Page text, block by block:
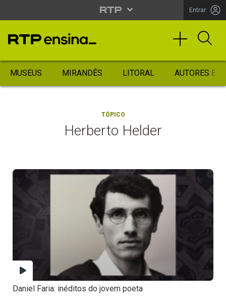
Entrar
MUSEUS MIRANDÊS LITORAL AUTORES
TÓPICO
Herberto Helder
Daniel Faria: inéditos do jovem poeta